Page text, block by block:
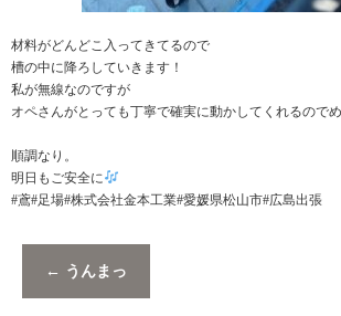
材料がどんどこ入ってきてるので
槽の中に降ろしていきます！
私が無線なのですが
オペさんがとっても丁寧で確実に動かしてくれるので
順調なり。
明日もご安全に
#鳶#足場#株式会社金本工業#愛媛県松山市#広島出張
← うんまっ